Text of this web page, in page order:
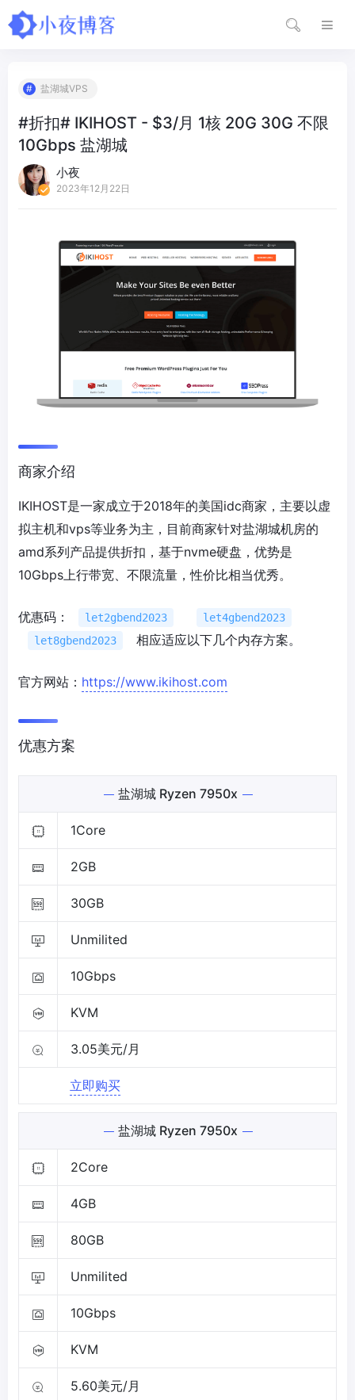
盐湖城VPS
#折扣# IKIHOST - $3/月 1核 20G 30G 不限
10Gbps 盐湖城
小夜
2023年12月22日
商家介绍
IKIHOST是一家成立于2018年的美国idc商家，主要以虚
拟主机和vps等业务为主，目前商家针对盐湖城机房的
amd系列产品提供折扣，基于nvme硬盘，优势是
10Gbps上行带宽、不限流量，性价比相当优秀。
优惠码： let2gbend2023
let4gbend2023
let8gbend2023
相应适应以下几个内存方案。
官方网站： https://www.ikihost.com
优惠方案
盐湖城 Ryzen 7950x
1Core
2GB
30GB
Unmilited
10Gbps
KVM
3.05美元/月
立即购买
盐湖城 Ryzen 7950x
2Core
4GB
80GB
Unmilited
10Gbps
KVM
5.60美元/月